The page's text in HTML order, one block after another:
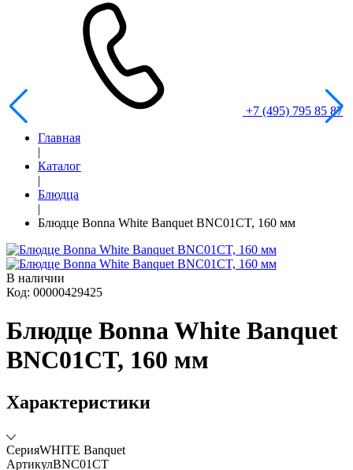
+7 (495) 795 85 87
Главная
|
Каталог
|
Блюдца
|
Блюдце Bonna White Banquet BNC01CT, 160 мм
В наличии
Код: 00000429425
Блюдце Bonna White Banquet
BNC01CT, 160 мм
Характеристики
СерияWHITE Banquet
АртикулBNC01CT